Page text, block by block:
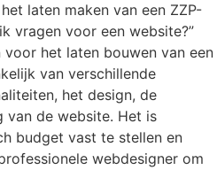
laten maken van een ZZP-
vragen voor een website?”
het laten bouwen van een
van verschillende
het design, de
van de website. Het is
budget vast te stellen en
webdesigner om